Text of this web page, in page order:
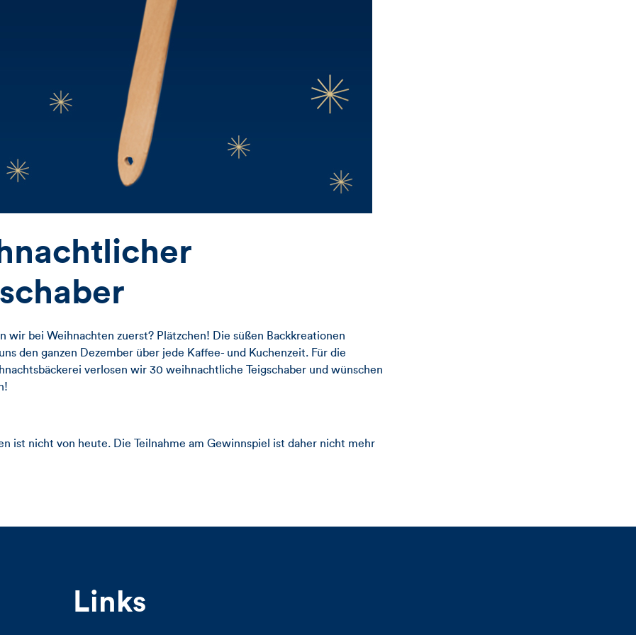
wir bei Weihnachten zuerst? Plätzchen! Die süßen Backkreationen
den ganzen Dezember über jede Kaffee- und Kuchenzeit. Für die
verlosen wir 30 weihnachtliche Teigschaber und wünschen
ist nicht von heute. Die Teilnahme am Gewinnspiel ist daher nicht mehr
Links